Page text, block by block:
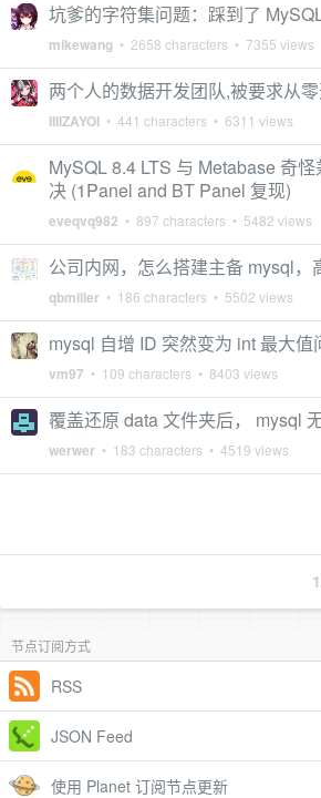
坑爹的字符集问题：踩到了
mikewang • 2658 characters • 7355 views
两个人的数据开发团队,被要求从
IIIIZAYOI • 441 characters • 6311 views
MySQL 8.4 LTS 与 Metabase 奇
决 (1Panel and BT Panel 复现)
eveqvq982 • 897 characters • 5482 views
公司内网，怎么搭建主备 mysql
qbmiller • 186 characters • 5502 views
mysql 自增 ID 突然变为 int 最大值
vm97 • 109 characters • 8403 views
覆盖还原 data 文件夹后， mysql
werwer • 183 characters • 4519 views
节点订阅方式
RSS
JSON Feed
使用 Planet 订阅节点更新